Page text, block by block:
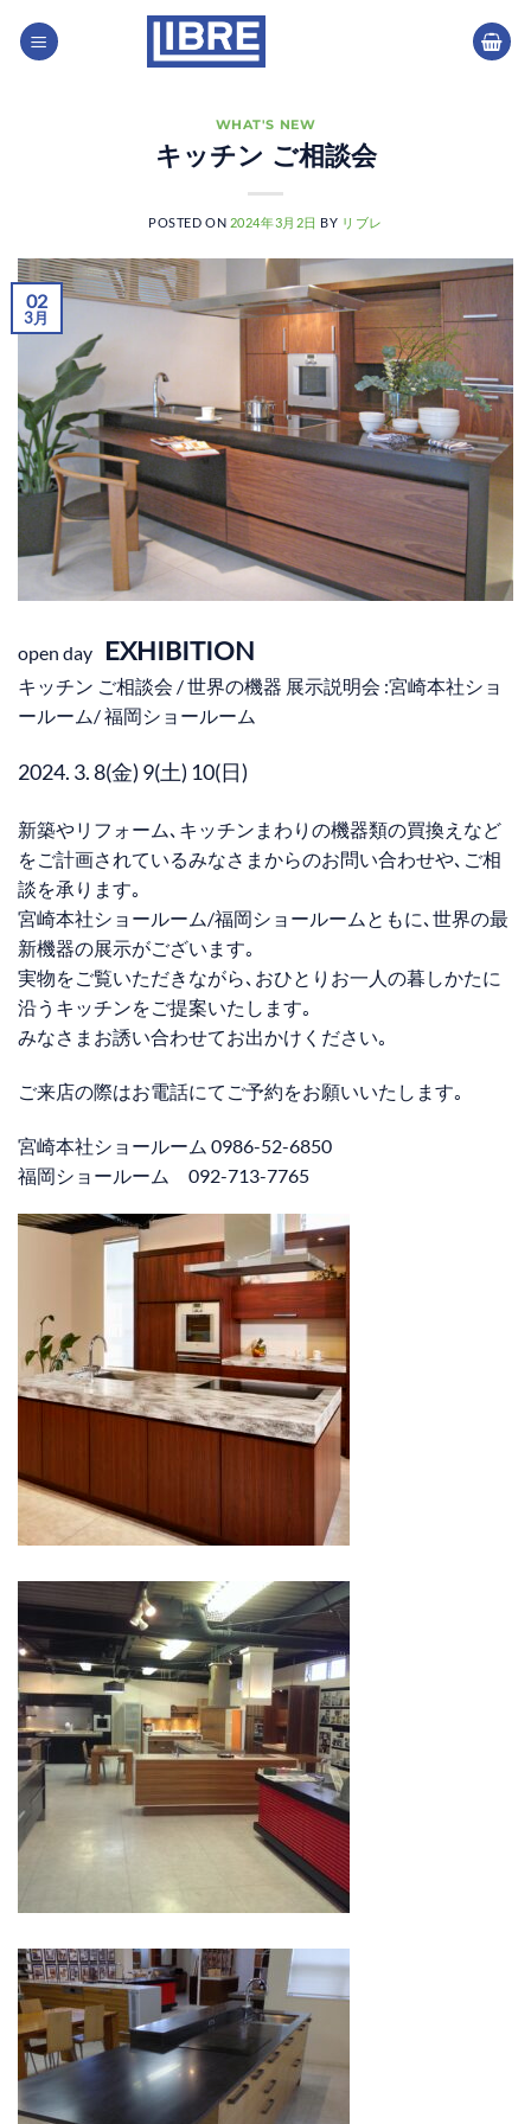
WHAT'S NEW
キッチン ご相談会
POSTED ON 2024年3月2日 BY リブレ
02
3月
open day EXHIBITION
キッチン ご相談会 / 世界の機器 展示説明会 :宮崎本社ショ
ールーム/ 福岡ショールーム
2024. 3. 8(金) 9(土) 10(日)
新築やリフォーム､キッチンまわりの機器類の買換えなど
をご計画されているみなさまからのお問い合わせや､ご相
談を承ります｡
宮崎本社ショールーム/福岡ショールームともに､世界の最
新機器の展示がございます｡
実物をご覧いただきながら､おひとりお一人の暮しかたに
沿うキッチンをご提案いたします｡
みなさまお誘い合わせてお出かけください｡
ご来店の際はお電話にてご予約をお願いいたします｡
宮崎本社ショールーム 0986-52-6850
福岡ショールーム 092-713-7765